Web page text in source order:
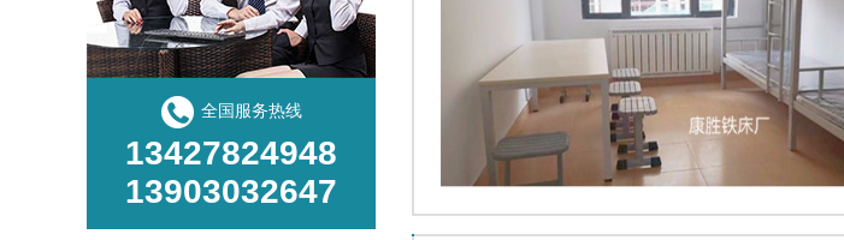
学生公寓床价格
全国服务热线
13427824948
13903032647